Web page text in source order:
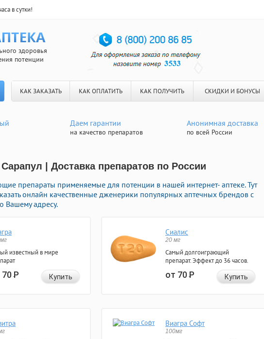
в сутки!
здоровья
потенции
КАК ЗАКАЗАТЬ КАК ОПЛАТИТЬ КАК ПОЛУЧИТЬ СКИДКИ И БОНУСЫ
Даем гарантии
на качество препаратов
Анонимная доставка
по всей России
| Доставка препаратов по России
препараты применяемые для потенции в нашей интернет- аптеке. Тут
онлайн качественные дженерики популярных аптечных брендов с
Вашему адресу.
известный в мире
70Р Купить
Сиалис
20 мг
Самый долгоиграющий
препарат. Эффект до 36 часов.
от 70Р Купить
Виагра Софт
100мг